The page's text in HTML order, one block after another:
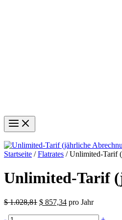
Startseite /Flatrates / Unlimited-Tarif
Unlimited-Tarif
$1.028,81 Ursprünglicher
$ 857,34Aktueller
pro Jahr
Unlimited-